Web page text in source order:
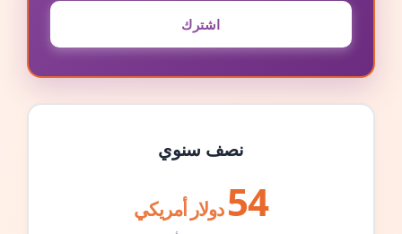
اشترك
نصف سنوي
54 دولار أمريكي